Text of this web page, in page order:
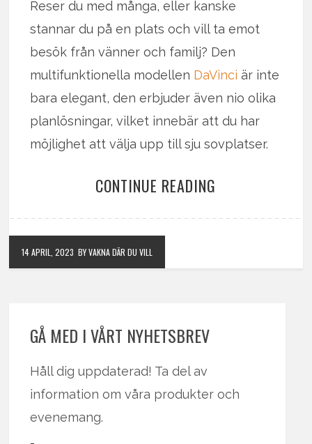
Reser du med många, eller kanske
stannar du på en plats och vill ta emot
besök från vänner och familj? Den
multifunktionella modellen DaVinci är inte
bara elegant, den erbjuder även nio olika
planlösningar, vilket innebär att du har
möjlighet att välja upp till sju sovplatser.
CONTINUE READING
14 APRIL, 2023 BY VAKNA DÄR DU VILL
GÅ MED I VÅRT NYHETSBREV
Håll dig uppdaterad! Ta del av
information om våra produkter och
evenemang.